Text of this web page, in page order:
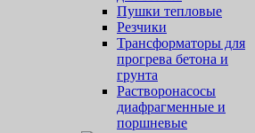
Пушки тепловые
Резчики
Трансформаторы для
прогрева бетона и
грунта
Растворонасосы
диафрагменные и
поршневые